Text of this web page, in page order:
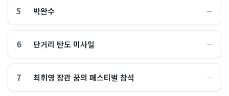
5 박완수 ―
6 단거리 탄도 미사일 ―
7 최휘영 장관 꿈의 페스티벌 참석 ―